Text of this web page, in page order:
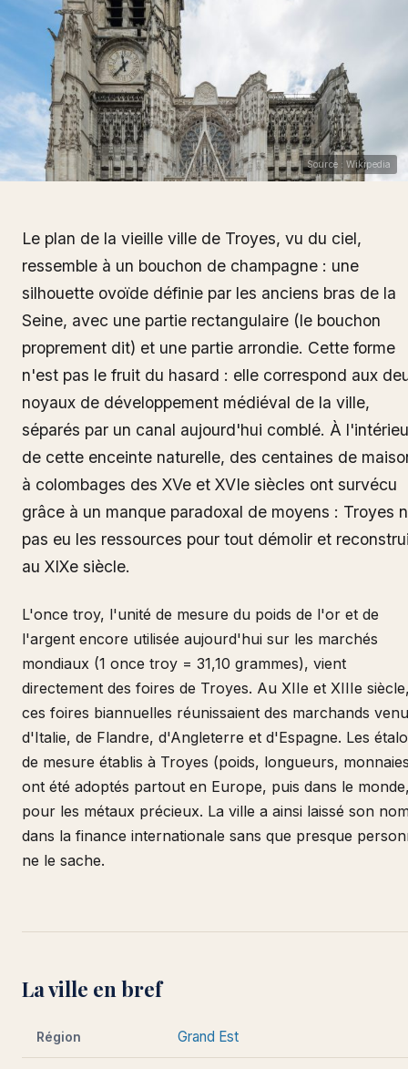
Source : Wikipedia
Le plan de la vieille ville de Troyes, vu du ciel,
ressemble à un bouchon de champagne : une
silhouette ovoïde définie par les anciens bras de la
Seine, avec une partie rectangulaire (le bouchon
proprement dit) et une partie arrondie. Cette forme
n'est pas le fruit du hasard : elle correspond aux
noyaux de développement médiéval de la ville,
séparés par un canal aujourd'hui comblé. À
de cette enceinte naturelle, des centaines de
à colombages des XVe et XVIe siècles ont survécu
grâce à un manque paradoxal de moyens : Troyes
pas eu les ressources pour tout démolir et
au XIXe siècle.
L'once troy, l'unité de mesure du poids de l'or et de
l'argent encore utilisée aujourd'hui sur les marchés
mondiaux (1 once troy = 31,10 grammes), vient
directement des foires de Troyes. Au XIIe et XIIIe
ces foires biannuelles réunissaient des marchands
d'Italie, de Flandre, d'Angleterre et d'Espagne. Les
de mesure établis à Troyes (poids, longueurs,
ont été adoptés partout en Europe, puis dans le
pour les métaux précieux. La ville a ainsi laissé son
dans la finance internationale sans que presque
ne le sache.
La ville en bref
Région Grand Est